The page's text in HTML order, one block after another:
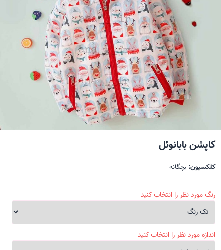
کاپشن بابانوئل
کلکسیون: بچگانه
رنگ مورد نظر را انتخاب کنید
اندازه مورد نظر را انتخاب کنید